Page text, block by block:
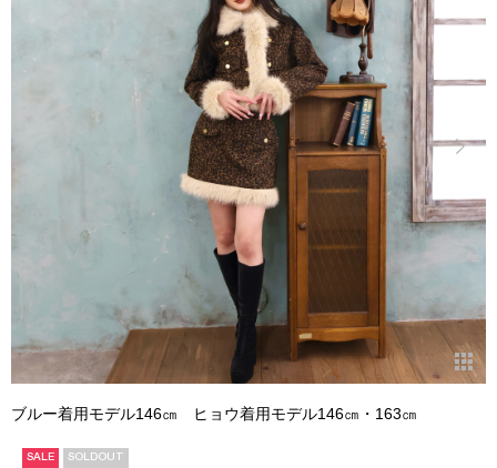
ブルー着用モデル146㎝ ヒョウ着用モデル146㎝・163㎝
SALE SOLDOUT